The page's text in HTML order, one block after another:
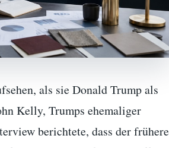
als sie Donald Trump als
Kelly, Trumps ehemaliger
berichtete, dass der frühere